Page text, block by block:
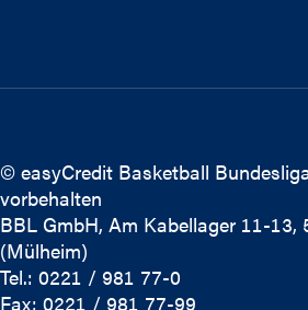
© easyCredit Basketball
vorbehalten
BBL GmbH, Am Kabellager 11-13,
(Mülheim)
Tel.: 0221 / 981 77-0
Fax: 0221 / 981 77-99